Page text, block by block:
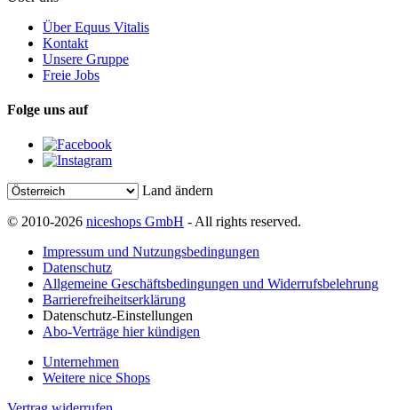
Über Equus Vitalis
Kontakt
Unsere Gruppe
Freie Jobs
Folge uns auf
Land ändern
© 2010-2026 niceshops GmbH - All rights reserved.
Impressum und Nutzungsbedingungen
Datenschutz
Allgemeine Geschäftsbedingungen und Widerrufsbelehrung
Barrierefreiheitserklärung
Datenschutz-Einstellungen
Abo-Verträge hier kündigen
Unternehmen
Weitere nice Shops